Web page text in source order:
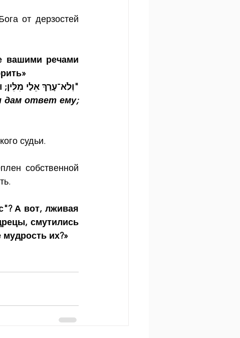
от дерзостей
вашими речами
"וְלֹא־עָרַךְ אֵלַי
дам ответ ему;
судьи.
собственной
А вот, лживая
смутились
их?»